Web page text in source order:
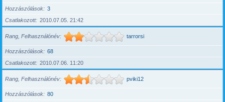
Hozzászólások
3
Csatlakozott
2010.07.05. 21:42
Rang, Felhasználónév tarrorsi
Hozzászólások
68
Csatlakozott
2010.07.06. 11:20
Rang, Felhasználónév pviki12
Hozzászólások
80